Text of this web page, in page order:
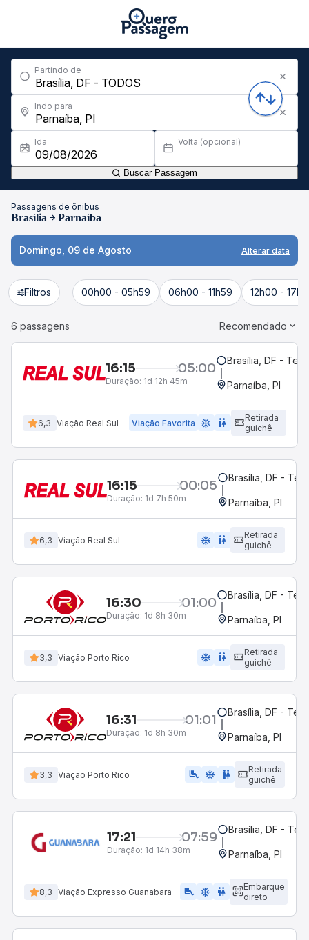
Partindo de
Indo para
Ida Volta (opcional)
Buscar Passagem
Passagens de ônibus
Brasília Parnaíba
Domingo, 09 de Agosto Alterar data
Filtros 00h00 - 05h59 06h00 - 11h59 12h00 -
6 passagens Recomendado
16:15 05:00
Duração: 1d 12h 45m
Brasília, DF -
Parnaíba, PI
6,3 Viação Real Sul Viação Favorita ac_unit wc
Retirada
guichê
16:15 00:05
Duração: 1d 7h 50m
Brasília, DF -
Parnaíba, PI
6,3 Viação Real Sul ac_unit wc
Retirada
guichê
16:30 01:00
Duração: 1d 8h 30m
Brasília, DF -
Parnaíba, PI
3,3 Viação Porto Rico ac_unit wc
Retirada
guichê
16:31 01:01
Duração: 1d 8h 30m
Brasília, DF -
Parnaíba, PI
3,3 Viação Porto Rico airline_seat_legroom_extra ac_unit wc
Retirada
guichê
17:21 07:59
Duração: 1d 14h 38m
Brasília, DF -
Parnaíba, PI
8,3 Viação Expresso Guanabara airline_seat_legroom_extra ac_unit WC
Embarque
direto